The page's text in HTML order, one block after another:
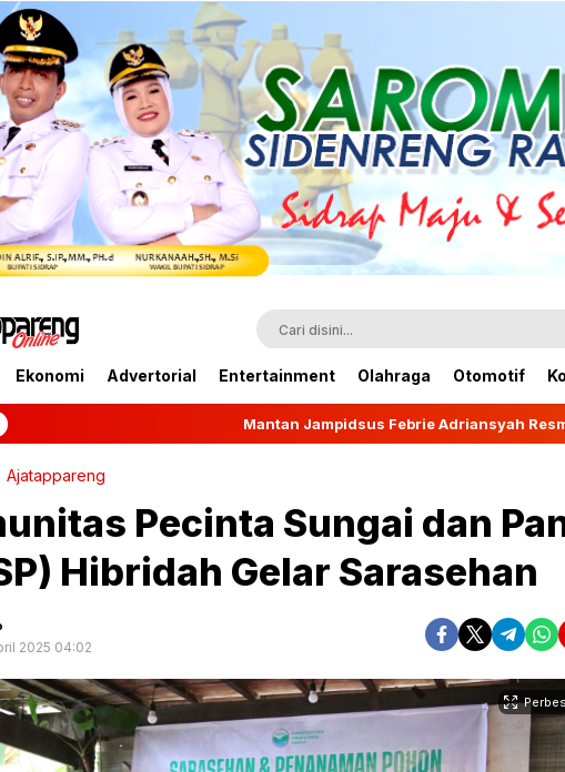
Ekonomi Advertorial Entertainment Olahraga Otomotif
Mantan Jampidsus Febrie Adriansyah Resmi Ditahan di Rutan
Ajatappareng
Pecinta Sungai dan
Hibridah Gelar Sarasehan
2025 04:02